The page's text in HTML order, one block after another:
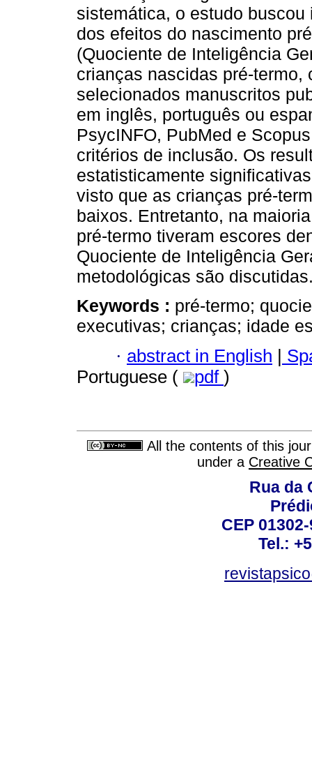
sistemática, o estudo
dos efeitos do nascimento
(Quociente de Inteligência
crianças nascidas pré-termo,
selecionados manuscritos
em inglês, português ou
PsycINFO, PubMed e
critérios de inclusão. Os
estatisticamente
visto que as crianças pré-
baixos. Entretanto, na
pré-termo tiveram escores
Quociente de Inteligência
metodológicas são
Keywords : pré-termo;
executivas; crianças; idade
· abstract in English |
Portuguese (
pdf )
All the contents of this
under a Creative
Rua da
CEP
Tel.: